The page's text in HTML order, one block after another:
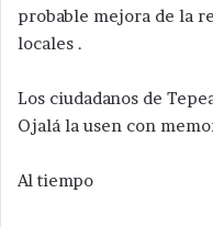
probable mejora de la
locales .
Los ciudadanos de
Ojalá la usen con
Al tiempo